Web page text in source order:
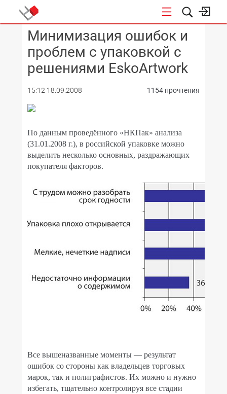
КОНФЕРЕНЦИИ
Минимизация ошибок и
проблем с упаковкой с
решениями EskoArtwork
15:12 18.09.2008 1154 прочтения
По данным проведённого «НКПак» анализа
(31.01.2008 г.), в российской упаковке можно
выделить несколько основных, раздражающих
покупателя факторов.
Все вышеназванные моменты — результат
ошибок со стороны как владельцев торговых
марок, так и полиграфистов. Их можно и нужно
избегать, тщательно контролируя все стадии